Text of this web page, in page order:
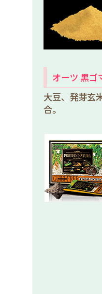
オーツ 黒ゴ
大豆、発芽玄
合。